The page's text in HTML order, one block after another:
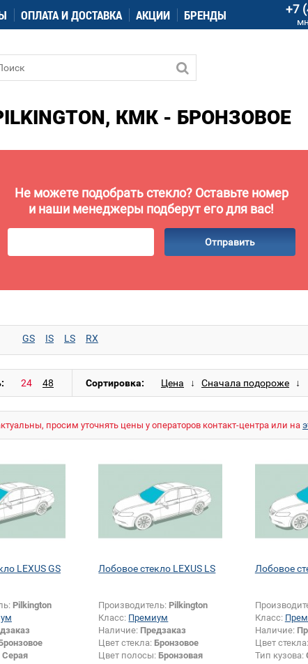
ОПЛАТА И ДОСТАВКА АКЦИИ БРЕНДЫ +7
КМК - БРОНЗОВОЕ
Не можете подобрать стекло? Оставьте номер
и наши менеджеры подберут его для вас!
Отправить
GS IS LS RX
Сортировка:
просим уточнять цены у операторов контакт-центра или на
LEXUS GS
Pilkington
Серая
Лобовое стекло LEXUS LS
Производитель: Pilkington
Класс: Премиум
Наличие: Предзаказ
Цвет стекла: Бронзовое
Цвет полосы: Бронзовая
Лобовое
Класс:
Наличие:
Цвет стекла:
Тип кузова: